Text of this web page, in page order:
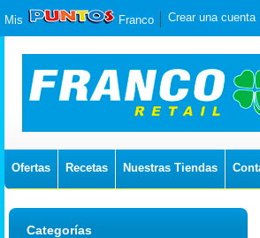
Mis Franco Crear una cuenta
Ofertas Recetas Nuestras Tiendas
Categorías